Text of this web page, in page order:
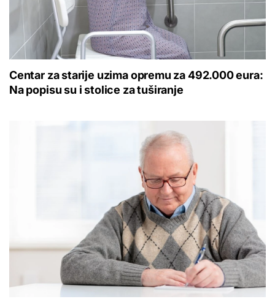
Centar za starije uzima opremu za 492.000 eura:
Na popisu su i stolice za tuširanje